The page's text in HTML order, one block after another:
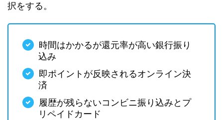
択をする。
時間はかかるが還元率が高い銀行振り
込み
即ポイントが反映されるオンライン決
済
履歴が残らないコンビニ振り込みとプ
リペイドカード